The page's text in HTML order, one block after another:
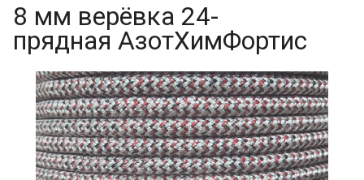
8 мм верёвка 24-
прядная АзотХимФортис